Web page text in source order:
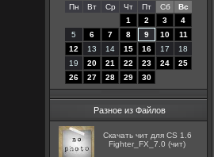
Пн
Вт Ср Чт Пт Сб
Вс
1
2 3
4
5
6 7 8 9 10
11
12
13 14 15 16 17
18
19
20 21 22 23 24
25
26
27 28 29 30
Разное из Файлов
Скачать чит для CS 1.6
Fighter_FX_7.0 (чит)